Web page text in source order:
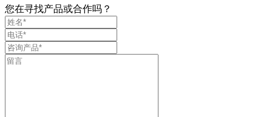
您在寻找产品或合作吗？